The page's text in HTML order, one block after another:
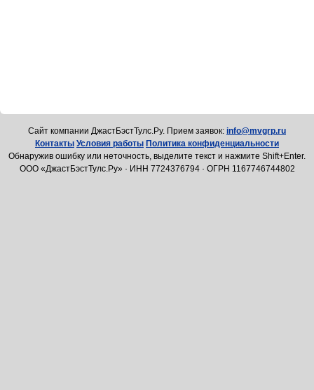
Cайт компании ДжастБэстТулс.Ру. Прием заявок: info@mvgrp.ru
Контакты Условия работы Политика конфиденциальности
Обнаружив ошибку или неточность, выделите текст и нажмите Shift+Enter.
ООО «ДжастБэстТулс.Ру» · ИНН 7724376794 · ОГРН 1167746744802